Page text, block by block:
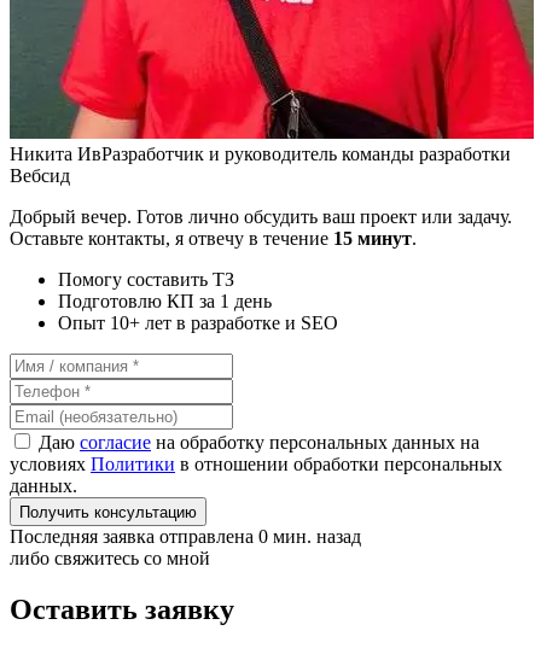
Никита ИвРазработчик и руководитель команды разработки
Вебсид
Добрый вечер. Готов лично обсудить ваш проект или задачу.
Оставьте контакты, я отвечу в течение 15 минут.
Помогу составить ТЗ
Подготовлю КП за 1 день
Опыт 10+ лет в разработке и SEO
Даю согласие на обработку персональных данных на
условиях Политики в отношении обработки персональных
данных.
Получить консультацию
Последняя заявка отправлена 0 мин. назад
либо свяжитесь со мной
Оставить заявку